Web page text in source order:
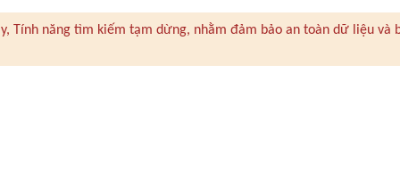
Tính năng tìm kiếm tạm dừng, nhằm đảm bảo an toàn dữ liệu và